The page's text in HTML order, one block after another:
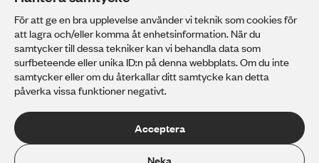
För att ge en bra upplevelse använder vi teknik som cookies för
att lagra och/eller komma åt enhetsinformation. När du
samtycker till dessa tekniker kan vi behandla data som
surfbeteende eller unika ID:n på denna webbplats. Om du inte
samtycker eller om du återkallar ditt samtycke kan detta
påverka vissa funktioner negativt.
Acceptera
Neka
Anpassad gymnasieskola
Stadsmissionens Yrkeshögskola
Arbeta hos oss
Personuppgifter